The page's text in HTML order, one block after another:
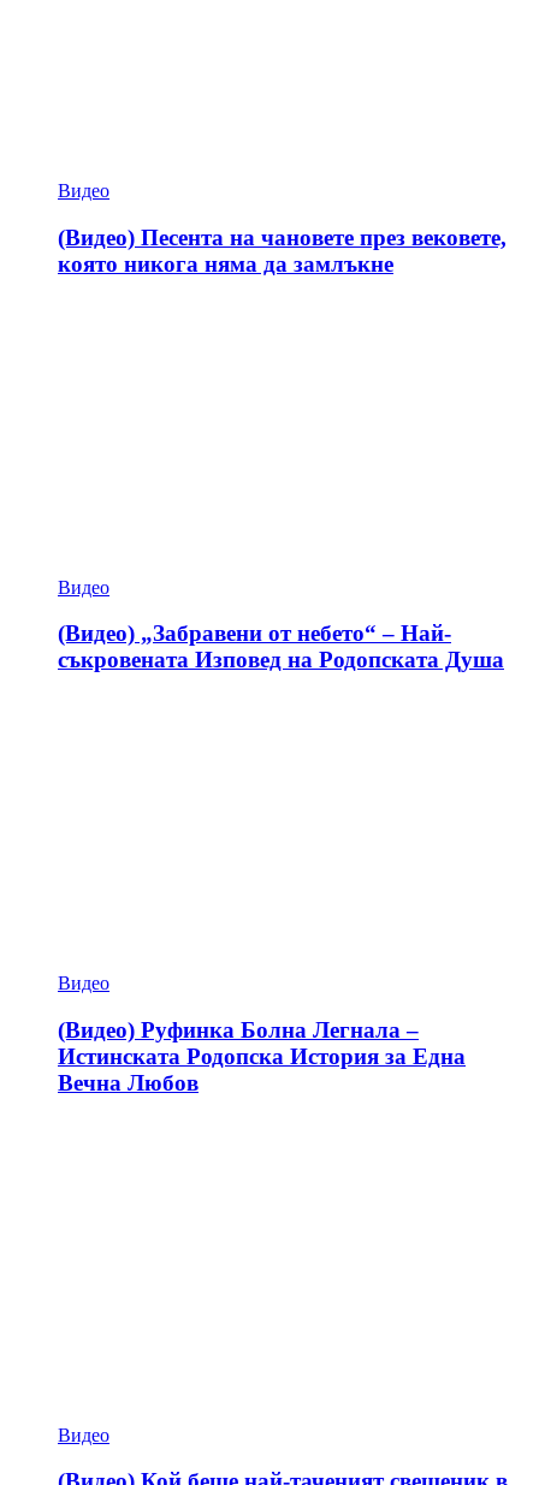
Видео
(Видео) Песента на чановете през вековете,
която никога няма да замлъкне
Видео
(Видео) „Забравени от небето“ – Най-
съкровената Изповед на Родопската Душа
Видео
(Видео) Руфинка Болна Легнала –
Истинската Родопска История за Една
Вечна Любов
Видео